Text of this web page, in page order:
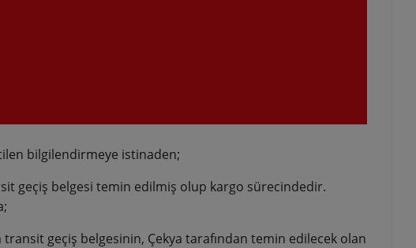
bilgilendirmeye istinaden;
geçiş belgesi temin edilmiş olup kargo sürecindedir.
transit geçiş belgesinin, Çekya tarafından temin edilecek olan